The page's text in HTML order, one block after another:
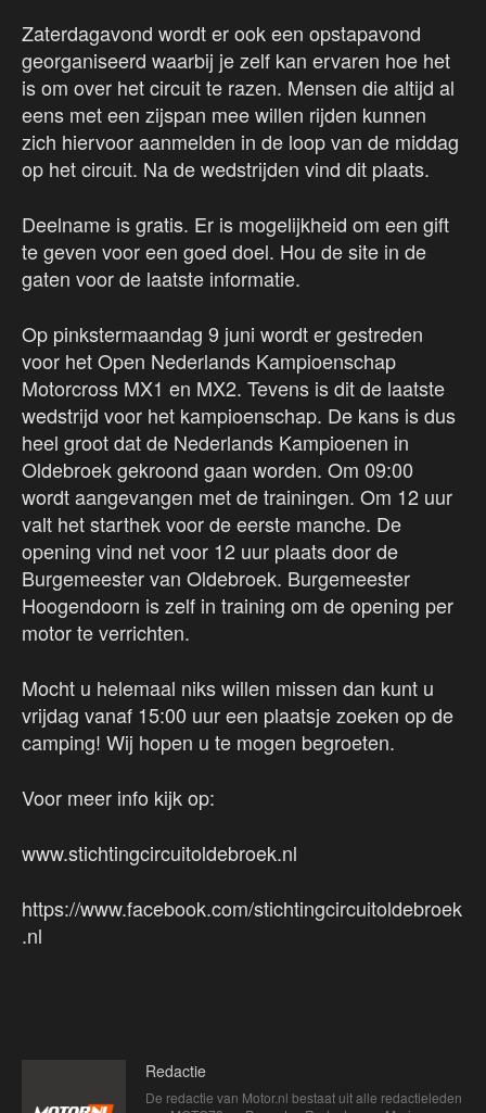
Zaterdagavond wordt er ook een opstapavond
georganiseerd waarbij je zelf kan ervaren hoe het
is om over het circuit te razen. Mensen die altijd al
eens met een zijspan mee willen rijden kunnen
zich hiervoor aanmelden in de loop van de middag
op het circuit. Na de wedstrijden vind dit plaats.
Deelname is gratis. Er is mogelijkheid om een gift
te geven voor een goed doel. Hou de site in de
gaten voor de laatste informatie.
Op pinkstermaandag 9 juni wordt er gestreden
voor het Open Nederlands Kampioenschap
Motorcross MX1 en MX2. Tevens is dit de laatste
wedstrijd voor het kampioenschap. De kans is dus
heel groot dat de Nederlands Kampioenen in
Oldebroek gekroond gaan worden. Om 09:00
wordt aangevangen met de trainingen. Om 12 uur
valt het starthek voor de eerste manche. De
opening vind net voor 12 uur plaats door de
Burgemeester van Oldebroek. Burgemeester
Hoogendoorn is zelf in training om de opening per
motor te verrichten.
Mocht u helemaal niks willen missen dan kunt u
vrijdag vanaf 15:00 uur een plaatsje zoeken op de
camping! Wij hopen u te mogen begroeten.
Voor meer info kijk op:
www.stichtingcircuitoldebroek.nl
https://www.facebook.com/stichtingcircuitoldebroek
.nl
Redactie
De redactie van Motor.nl bestaat uit alle redactieleden